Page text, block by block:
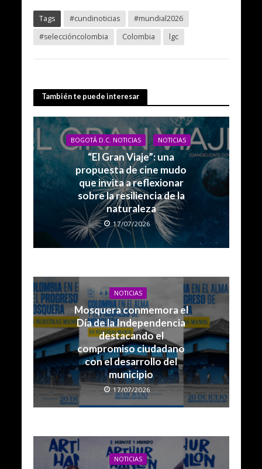
Tags #cundinoticias
#mundial2026
#seleccióncolombia
Colombia lgc
También te puede interesar
BOGOTÁ D.C. NOTICIAS NOTICIAS
“El Gran Viaje”: una
propuesta de cine mudo
que invita a reflexionar
sobre la resiliencia de la
naturaleza
17/07/2026
NOTICIAS
Mosquera conmemora el
Día de la Independencia
destacando el
compromiso ciudadano
con el desarrollo del
municipio
17/07/2026
NOTICIAS